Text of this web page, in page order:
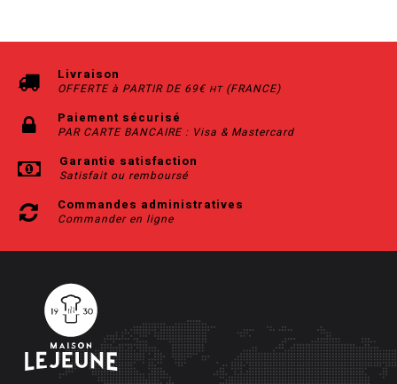
Livraison
OFFERTE à PARTIR DE 69€ HT(FRANCE)
Paiement sécurisé
PAR CARTE BANCAIRE : Visa & Mastercard
Garantie satisfaction
Satisfait ou remboursé
Commandes administratives
Commander en ligne